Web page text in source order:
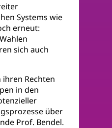
Systems wie
erneut:
sich auch
Rechten
in den
über
Prof. Bendel.